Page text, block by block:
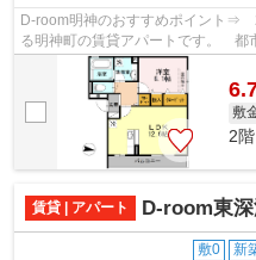
D-room明神のおすすめポイント⇒
る明神町の賃貸アパートです。
スカウントショップがあり、徒歩約6
敷
2
賃貸 | アパート D-room東
敷0 新